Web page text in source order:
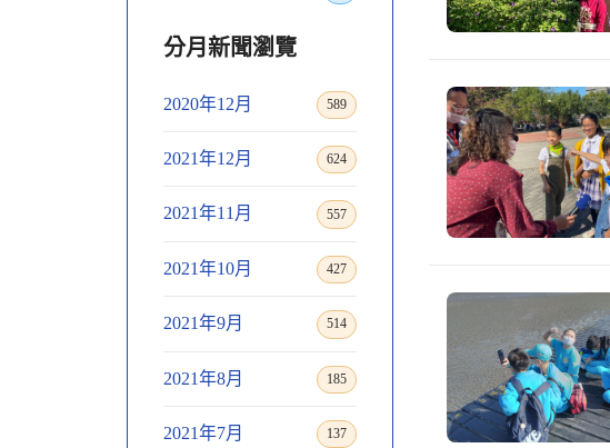
分月新聞瀏覽
2020年12月 589
2021年12月 624
2021年11月 557
2021年10月 427
2021年9月 514
2021年8月 185
2021年7月 137